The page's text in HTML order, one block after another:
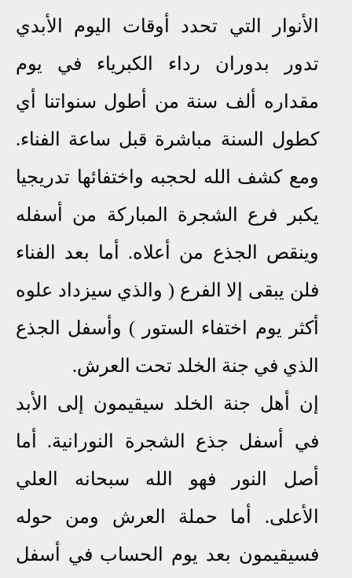
الأنوار التي تحدد أوقات اليوم الأبدي
تدور بدوران رداء الكبرياء في يوم
مقداره ألف سنة من أطول سنواتنا أي
كطول السنة مباشرة قبل ساعة الفناء.
ومع كشف الله لحجبه واختفائها تدريجيا
يكبر فرع الشجرة المباركة من أسفله
وينقص الجذع من أعلاه. أما بعد الفناء
فلن يبقى إلا
الفرع ( والذي سيزداد علوه
أكثر يوم اختفاء الستور ) وأسفل الجذع
الذي في جنة الخلد تحت العرش.
إن أهل جنة الخلد سيقيمون إلى الأبد
في أسفل جذع الشجرة النورانية. أما
أصل النور فهو الله سبحانه العلي
الأعلى. أما حملة العرش ومن حوله
فسيقيمون بعد يوم الحساب في أسفل